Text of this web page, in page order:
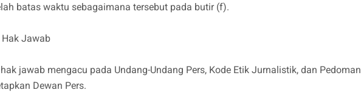
batas waktu sebagaimana tersebut pada butir (f).
Hak Jawab
jawab mengacu pada Undang-Undang Pers, Kode Etik Jurnalistik, dan Pedoman
Dewan Pers.